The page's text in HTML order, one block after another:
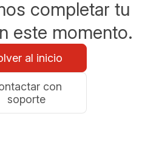
completar tu
este momento.
al inicio
con
soporte